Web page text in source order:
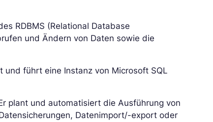
RDBMS (Relational Database
und Ändern von Daten sowie die
führt eine Instanz von Microsoft SQL
plant und automatisiert die Ausführung von
Datenimport/-export oder